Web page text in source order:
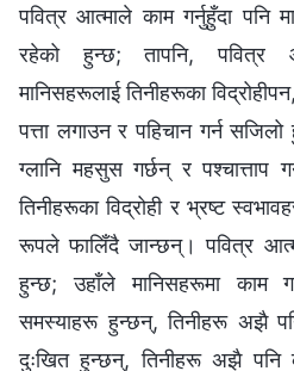
पवित्र आत्माले काम गर्नुहुँदा पनि
रहेको हुन्छ; तापनि, पवित्र
मानिसहरूलाई तिनीहरूका
पत्ता लगाउन र पहिचान गर्न
ग्लानि महसुस गर्छन् र
तिनीहरूका विद्रोही र भ्रष्ट
रूपले फालिँदै जान्छन्। पवित्र
हुन्छ; उहाँले मानिसहरूमा काम
समस्याहरू हुन्छन्, तिनीहरू अझै
दुःखित हुन्छन्, तिनीहरू अझै पनि